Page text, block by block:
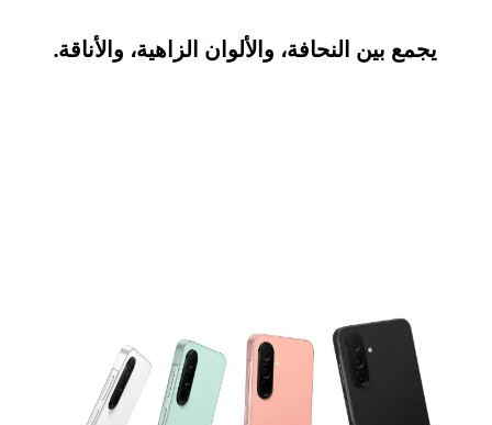
يجمع بين النحافة، والألوان الزاهية، والأناقة.